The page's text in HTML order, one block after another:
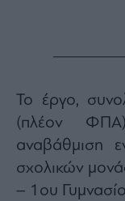
mononews.gr
submitting
email,
agree
Το έργο,
(πλέον
αναβάθμιση
σχολικών
– 1ου